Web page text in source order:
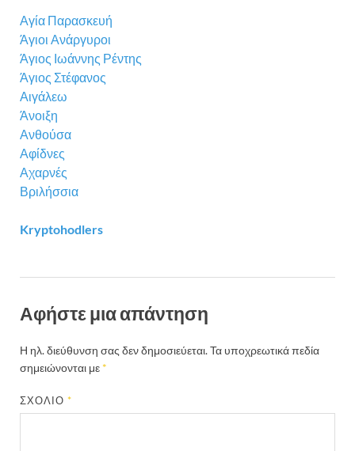
Αγία Παρασκευή
Άγιοι Ανάργυροι
Άγιος Ιωάννης Ρέντης
Άγιος Στέφανος
Αιγάλεω
Άνοιξη
Ανθούσα
Αφίδνες
Αχαρνές
Βριλήσσια
Kryptohodlers
Αφήστε μια απάντηση
Η ηλ. διεύθυνση σας δεν δημοσιεύεται.Τα υποχρεωτικά πεδία
σημειώνονται με *
ΣΧΌΛΙΟ*